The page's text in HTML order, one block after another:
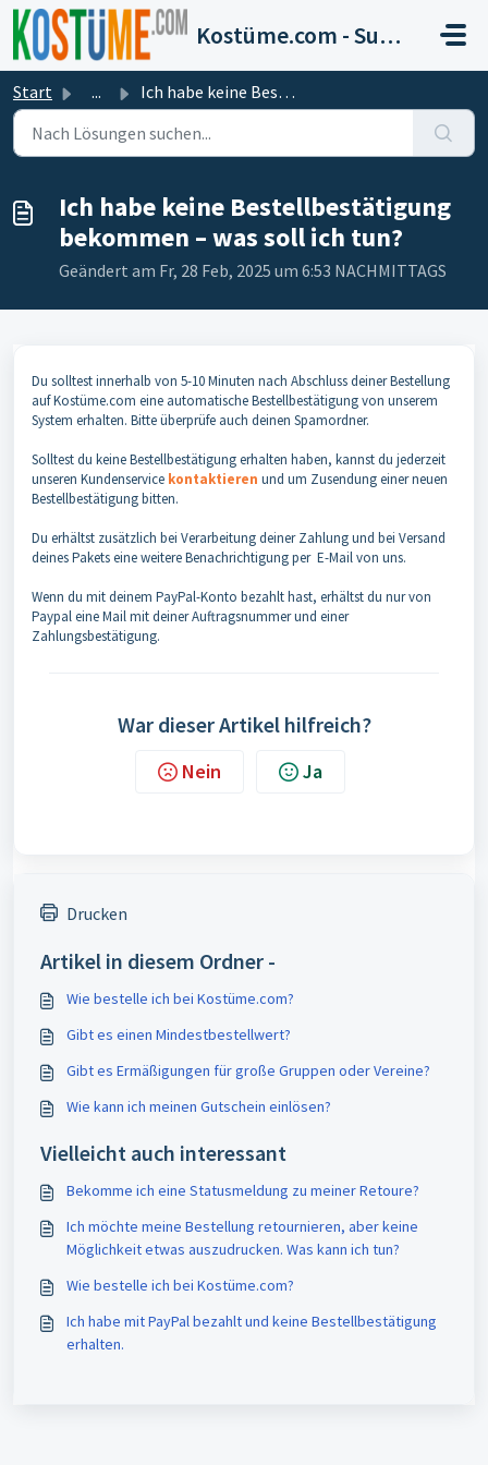
Zum hauptsächlichen Inhalt gehen
Kostüme.com - Support
Start ... Ich habe keine Bestellbestätigung bekommen – was soll ich...
Ich habe keine Bestellbestätigung
bekommen – was soll ich tun?
Geändert am Fr, 28 Feb, 2025 um 6:53 NACHMITTAGS
Du solltest innerhalb von 5-10 Minuten nach Abschluss deiner Bestellung
auf Kostüme.com eine automatische Bestellbestätigung von unserem
System erhalten. Bitte überprüfe auch deinen Spamordner.
Solltest du keine Bestellbestätigung erhalten haben, kannst du jederzeit
unseren Kundenservice kontaktieren und um Zusendung einer neuen
Bestellbestätigung bitten.
Du erhältst zusätzlich bei Verarbeitung deiner Zahlung und bei Versand
deines Pakets eine weitere Benachrichtigung per E-Mail von uns.
Wenn du mit deinem PayPal-Konto bezahlt hast, erhältst du nur von
Paypal eine Mail mit deiner Auftragsnummer und einer
Zahlungsbestätigung.
War dieser Artikel hilfreich?
Nein Ja
Drucken
Artikel in diesem Ordner -
Wie bestelle ich bei Kostüme.com?
Gibt es einen Mindestbestellwert?
Gibt es Ermäßigungen für große Gruppen oder Vereine?
Wie kann ich meinen Gutschein einlösen?
Vielleicht auch interessant
Bekomme ich eine Statusmeldung zu meiner Retoure?
Ich möchte meine Bestellung retournieren, aber keine
Möglichkeit etwas auszudrucken. Was kann ich tun?
Wie bestelle ich bei Kostüme.com?
Ich habe mit PayPal bezahlt und keine Bestellbestätigung
erhalten.